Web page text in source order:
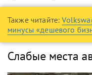
Также читайте:
минусы «дешевого
Слабые места